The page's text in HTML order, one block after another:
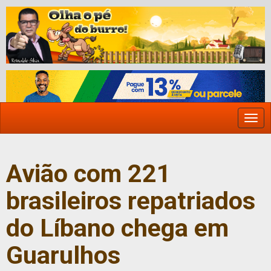
Avião com 221
brasileiros repatriados
do Líbano chega em
Guarulhos